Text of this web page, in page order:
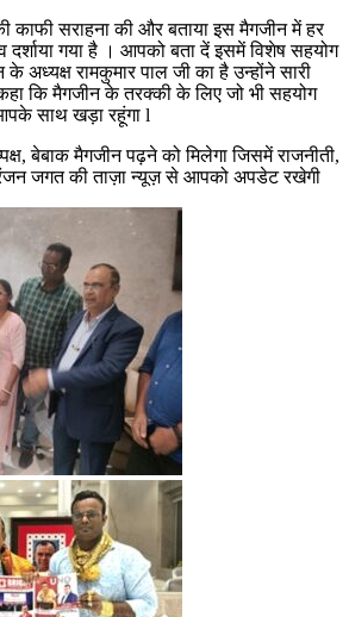
काफी सराहना की और बताया इस मैगजीन में हर
दर्शाया गया है । आपको बता दें इसमें विशेष सहयोग
रामकुमार पाल जी का है उन्होंने सारी
कि मैगजीन के तरक्की के लिए जो भी सहयोग
साथ खड़ा रहूंगा l
बेबाक मैगजीन पढ़ने को मिलेगा जिसमें राजनीती,
जगत की ताज़ा न्यूज़ से आपको अपडेट रखेगी